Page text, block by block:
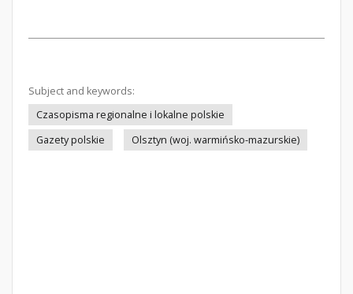
Subject and keywords:
Czasopisma regionalne i lokalne polskie
Gazety polskie
Olsztyn (woj. warmińsko-mazurskie)